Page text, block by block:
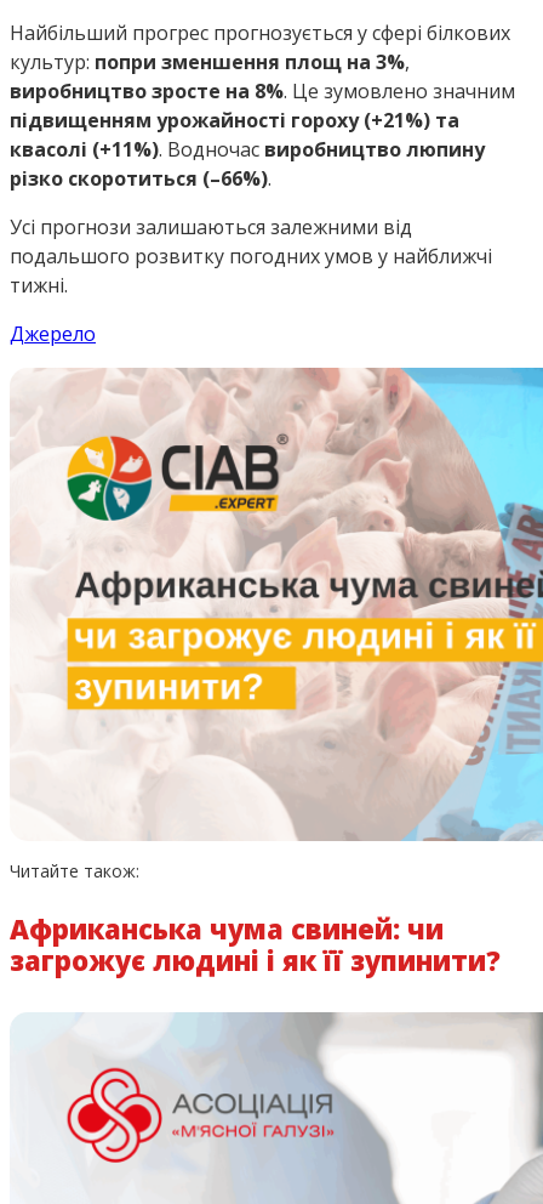
Найбільший прогрес прогнозується у сфері білкових
культур: попри зменшення площ на 3%,
виробництво зросте на 8%. Це зумовлено значним
підвищенням урожайності гороху (+21%) та
квасолі (+11%). Водночас виробництво люпину
різко скоротиться (–66%).
Усі прогнози залишаються залежними від
подальшого розвитку погодних умов у найближчі
тижні.
Джерело
Читайте також:
Африканська чума свиней: чи
загрожує людині і як її зупинити?